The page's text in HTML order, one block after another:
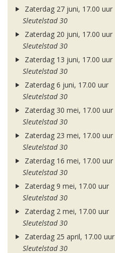
Zaterdag 27 juni, 17.00 uur
Sleutelstad 30
Zaterdag 20 juni, 17.00 uur
Sleutelstad 30
Zaterdag 13 juni, 17.00 uur
Sleutelstad 30
Zaterdag 6 juni, 17.00 uur
Sleutelstad 30
Zaterdag 30 mei, 17.00 uur
Sleutelstad 30
Zaterdag 23 mei, 17.00 uur
Sleutelstad 30
Zaterdag 16 mei, 17.00 uur
Sleutelstad 30
Zaterdag 9 mei, 17.00 uur
Sleutelstad 30
Zaterdag 2 mei, 17.00 uur
Sleutelstad 30
Zaterdag 25 april, 17.00 uur
Sleutelstad 30